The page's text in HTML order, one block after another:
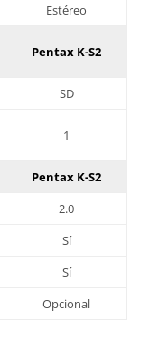
Estéreo
Pentax K-S2
SD
1
Pentax K-S2
2.0
Sí
Sí
Opcional